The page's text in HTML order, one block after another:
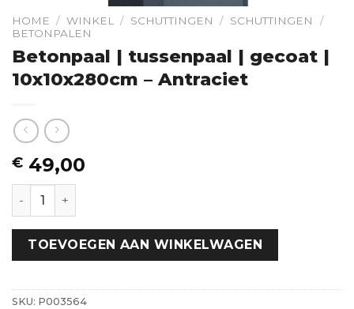
HOME / WINKEL / SCHUTTINGEN / SCHUTTINGEN
/
BETONPALEN
Betonpaal | tussenpaal | gecoat |
10x10x280cm – Antraciet
€ 49,00
Betonpaal | tussenpaal | gecoat | 10x10x280cm -
TOEVOEGEN AAN WINKELWAGEN
SKU: P003564